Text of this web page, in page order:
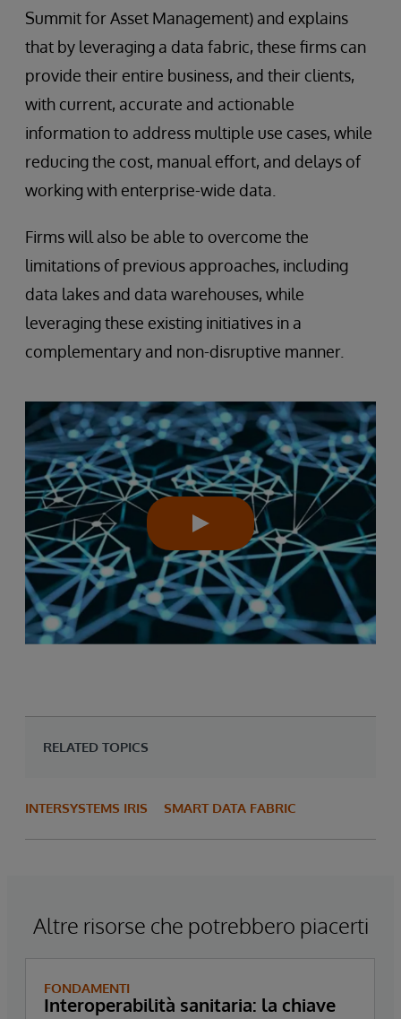
Summit for Asset Management) and explains
that by leveraging a data fabric, these firms can
provide their entire business, and their clients,
with current, accurate and actionable
information to address multiple use cases, while
reducing the cost, manual effort, and delays of
working with enterprise-wide data.
Firms will also be able to overcome the
limitations of previous approaches, including
data lakes and data warehouses, while
leveraging these existing initiatives in a
complementary and non-disruptive manner.
RELATED TOPICS
INTERSYSTEMS IRIS SMART DATA FABRIC
Altre risorse che potrebbero piacerti
FONDAMENTI
Interoperabilità sanitaria: la chiave